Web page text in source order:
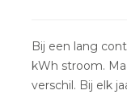
Bij een lang
kWh stroom.
verschil. Bij elk